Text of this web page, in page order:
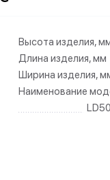
Высота изделия,
Длина изделия, мм
Ширина изделия,
Наименование